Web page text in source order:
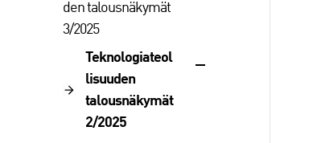
den talousnäkymät
3/2025
Teknologiateol
lisuuden
talousnäkymät
2/2025